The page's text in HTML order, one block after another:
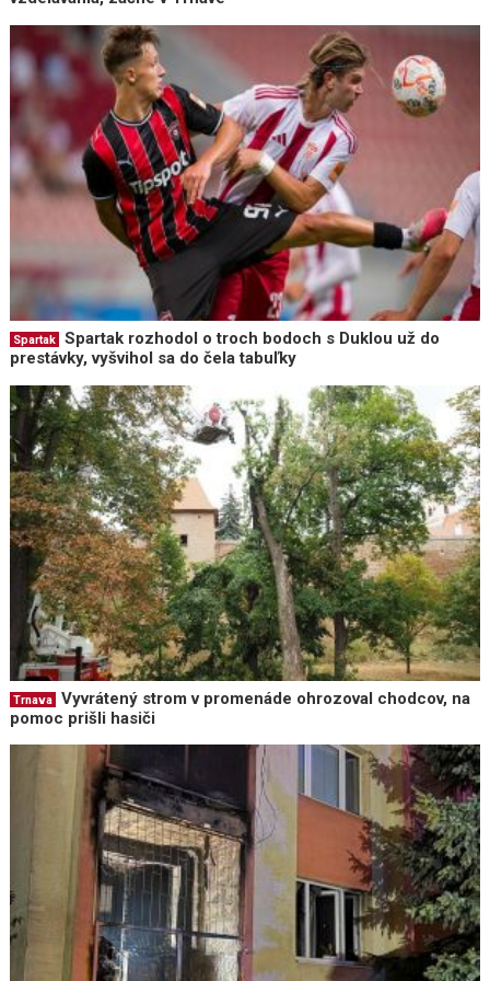
Spartak
Spartak rozhodol o troch bodoch s Duklou už do
prestávky, vyšvihol sa do čela tabuľky
Trnava
Vyvrátený strom v promenáde ohrozoval chodcov, na
pomoc prišli hasiči